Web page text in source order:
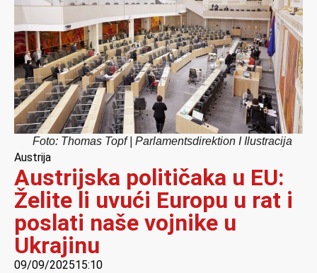
Foto: Thomas Topf | Parlamentsdirektion I Ilustracija
Austrija
Austrijska političaka u EU:
Želite li uvući Europu u rat i
poslati naše vojnike u
Ukrajinu
09/09/202515:10